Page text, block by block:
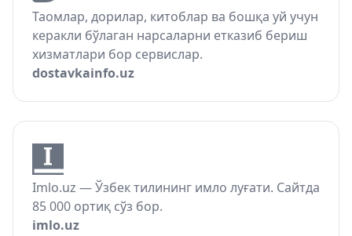
Таомлар, дорилар, китоблар ва бошқа уй учун
керакли бўлаган нарсаларни етказиб бериш
хизматлари бор сервислар.
dostavkainfo.uz
Imlo.uz — Ўзбек тилининг имло луғати. Сайтда
85 000 ортиқ сўз бор.
imlo.uz